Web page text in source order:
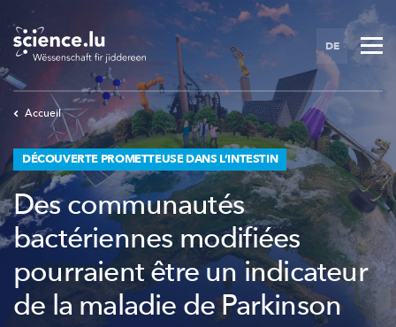
to
main
content
DE
Accueil
DÉCOUVERTE PROMETTEUSE DANS L’INTESTIN
Des communautés
bactériennes modifiées
pourraient être un indicateur
de la maladie de Parkinson